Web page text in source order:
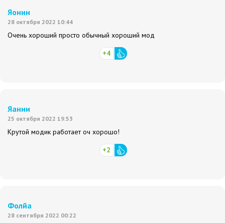
Яонин
28 октября 2022 10:44
Очень хороший просто обычный хороший мод
+4
Яанни
25 октября 2022 19:53
Крутой модик работает оч хорошо!
+2
Фолйа
28 сентября 2022 00:22